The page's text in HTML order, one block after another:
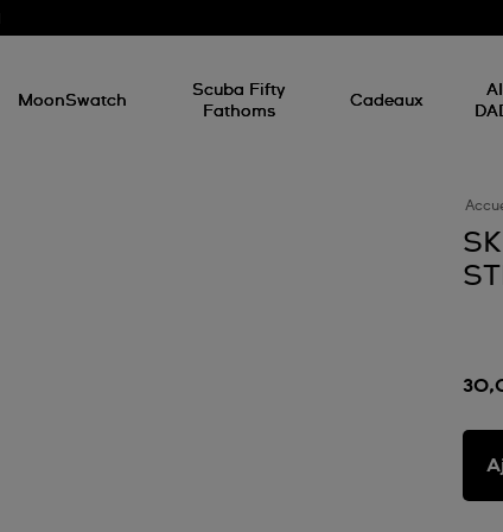
MoonSwatch
Scuba Fifty
Fathoms
Cadeaux